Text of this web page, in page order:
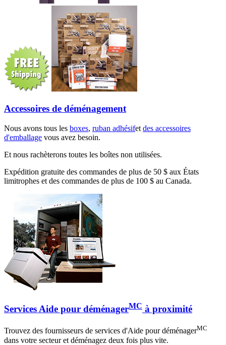
Accessoires de déménagement
Nous avons tous les boxes, ruban adhésifet des accessoires
d'emballage vous avez besoin.
Et nous rachèterons toutes les boîtes non utilisées.
Expédition gratuite des commandes de plus de 50 $ aux États
limitrophes et des commandes de plus de 100 $ au Canada.
Services Aide pour déménagerMC à proximité
Trouvez des fournisseurs de services d'Aide pour déménagerMC
dans votre secteur et déménagez deux fois plus vite.